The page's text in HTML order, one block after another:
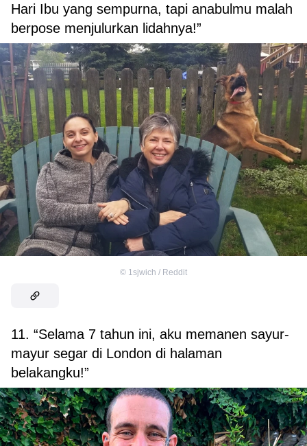
Hari Ibu yang sempurna, tapi anabulmu malah
berpose menjulurkan lidahnya!”
© 1sjwich / Reddit
11. “Selama 7 tahun ini, aku memanen sayur-
mayur segar di London di halaman
belakangku!”